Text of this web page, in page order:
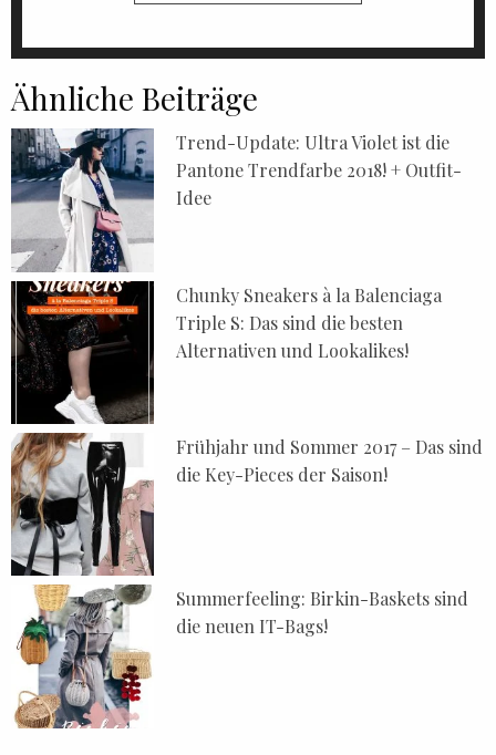
Ähnliche Beiträge
Trend-Update: Ultra Violet ist die
Pantone Trendfarbe 2018! + Outfit-
Idee
Chunky Sneakers à la Balenciaga
Triple S: Das sind die besten
Alternativen und Lookalikes!
Frühjahr und Sommer 2017 – Das sind
die Key-Pieces der Saison!
Summerfeeling: Birkin-Baskets sind
die neuen IT-Bags!